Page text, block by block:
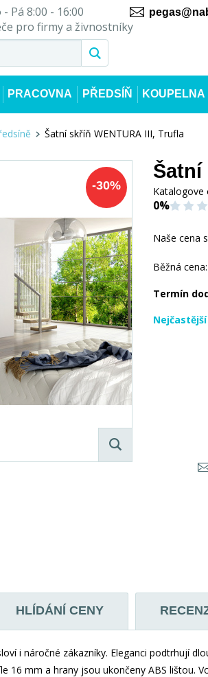
Pá 8:00 - 16:00
pro firmy a živnostníky
PRACOVNA PŘEDSÍŇ KOUPELNA
Šatní skříň WENTURA III, Trufla
-30%
Šatní
Katalogove
0%
Naše cena
Běžná cena:
Termín
HLÍDÁNÍ CENY
i náročné zákazníky. Eleganci podtrhují
16 mm a hrany jsou ukončeny ABS lištou.